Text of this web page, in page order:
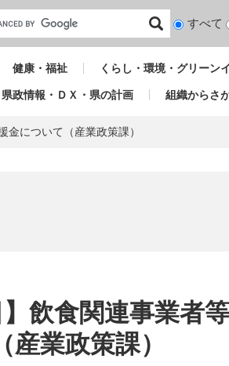
本文へ
検
対
すべて
健康・福祉 くらし・環境・グリーン
県政情報・ＤＸ・県の計画 組織からさ
金について（産業政策課）
】飲食関連事業者
産業政策課）